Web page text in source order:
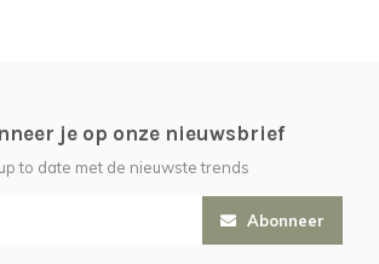
je op onze nieuwsbrief
to date met de nieuwste trends
Abonneer